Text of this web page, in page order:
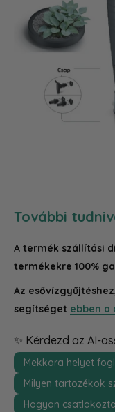
További
A termék szállítási
termékekre 100%
Az
segítséget ebben a
✨ Kérdezd az AI-
Mekkora helyet
Milyen tartozékok
Hogyan